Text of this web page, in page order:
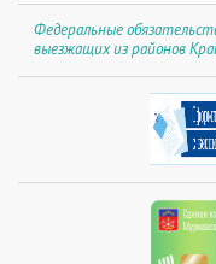
Федеральные
выезжащих из районов